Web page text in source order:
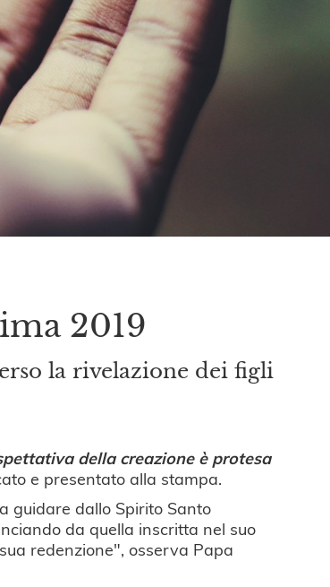
2019
la rivelazione dei figli
della creazione è protesa
e presentato alla stampa.
guidare dallo Spirito Santo
da quella inscritta nel suo
redenzione", osserva Papa